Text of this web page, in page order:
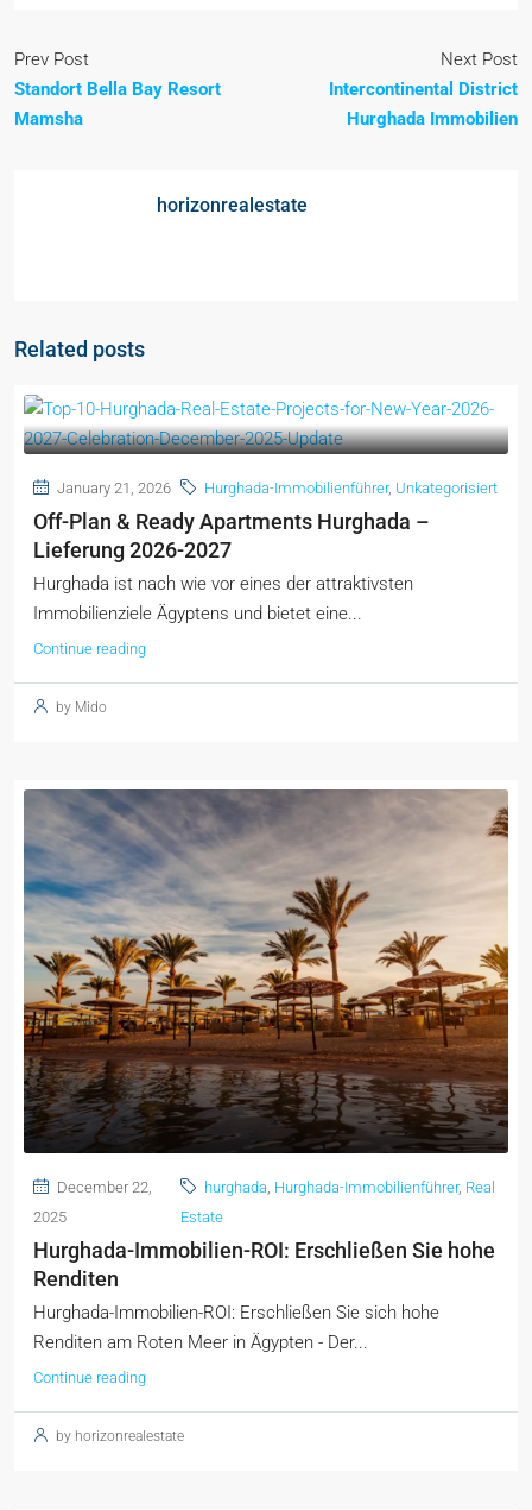
Prev Post
Standort Bella Bay Resort
Mamsha
Next Post
Intercontinental District
Hurghada Immobilien
horizonrealestate
Related posts
January 21, 2026 Hurghada-Immobilienführer, Unkategorisiert
Off-Plan & Ready Apartments Hurghada –
Lieferung 2026-2027
Hurghada ist nach wie vor eines der attraktivsten
Immobilienziele Ägyptens und bietet eine...
Continue reading
by Mido
December 22,
2025
hurghada, Hurghada-Immobilienführer, Real
Estate
Hurghada-Immobilien-ROI: Erschließen Sie hohe
Renditen
Hurghada-Immobilien-ROI: Erschließen Sie sich hohe
Renditen am Roten Meer in Ägypten - Der...
Continue reading
by horizonrealestate